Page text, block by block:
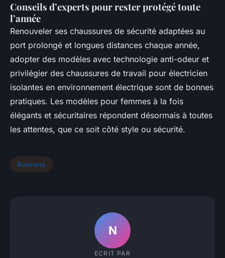
Conseils d’experts pour rester protégé toute
l’année
Renouveler ses chaussures de sécurité adaptées au
port prolongé et longues distances chaque année,
adopter des modèles avec technologie anti-odeur et
privilégier des chaussures de travail pour électricien
isolantes en environnement électrique sont de bonnes
pratiques. Les modèles pour femmes à la fois
élégants et sécuritaires répondent désormais à toutes
les attentes, que ce soit côté style ou sécurité.
Business
N
ECRIT PAR